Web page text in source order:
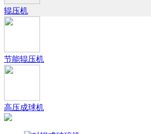
辊压机
节能辊压机
高压成球机